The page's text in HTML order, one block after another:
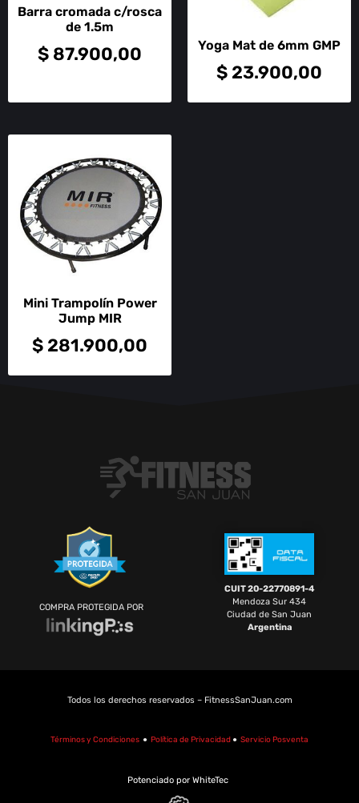
Barra cromada c/rosca
de 1.5m
$ 87.900,00 Yoga Mat de 6mm GMP
$ 23.900,00
Mini Trampolín Power
Jump MIR
$ 281.900,00
COMPRA PROTEGIDA POR
CUIT 20-22770891-4
Mendoza Sur 434
Ciudad de San Juan
Argentina
Todos los derechos reservados – FitnessSanJuan.com
Términos y Condiciones ● Política de Privacidad ● Servicio Posventa
Potenciado por WhiteTec